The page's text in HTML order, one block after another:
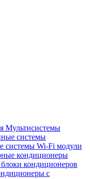
Мультисистемы
системы
системы Wi-Fi модули
кондиционеры
кондиционеров
с